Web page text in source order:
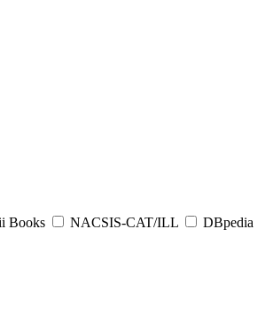
Books NACSIS-CAT/ILL
DBpedia